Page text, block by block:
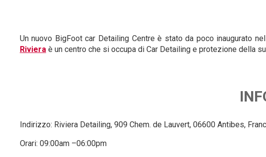
Un nuovo BigFoot car Detailing Centre è stato da poco inaugurato
Rivieraè un centro che si occupa di Car Detailing e protezione della
Indirizzo: Riviera Detailing, 909 Chem. de Lauvert, 06600 Antibes,
Orari: 09:00am –06:00pm